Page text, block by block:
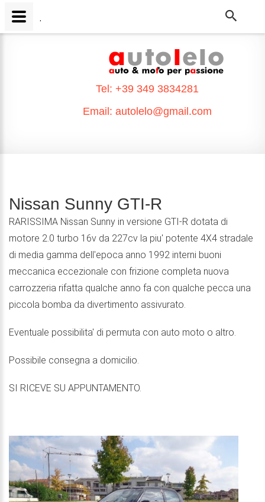
.
Tel: +39 349 3834281
Email: autolelo@gmail.com
Nissan Sunny GTI-R
RARISSIMA Nissan Sunny in versione GTI-R dotata di
motore 2.0 turbo 16v da 227cv la piu' potente 4X4 stradale
di media gamma dell'epoca anno 1992 interni buoni
meccanica eccezionale con frizione completa nuova
carrozzeria rifatta qualche anno fa con qualche pecca una
piccola bomba da divertimento assivurato.
Eventuale possibilita' di permuta con auto moto o altro.
Possibile consegna a domicilio.
SI RICEVE SU APPUNTAMENTO.
.